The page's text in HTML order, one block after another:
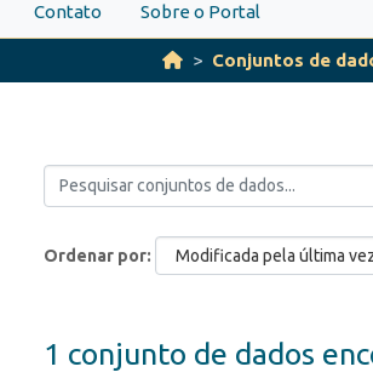
Contato Sobre o Portal
Conjuntos de
Ordenar por
1 conjunto de dados